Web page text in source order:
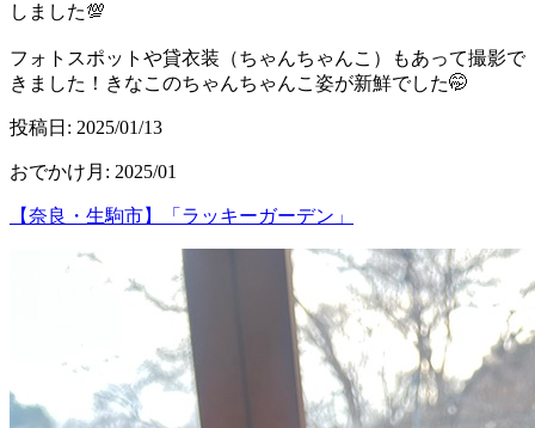
しました💯
フォトスポットや貸衣装（ちゃんちゃんこ）もあって撮影で
きました！きなこのちゃんちゃんこ姿が新鮮でした🤭
投稿日: 2025/01/13
おでかけ月 : 2025/01
【奈良・生駒市】「ラッキーガーデン」